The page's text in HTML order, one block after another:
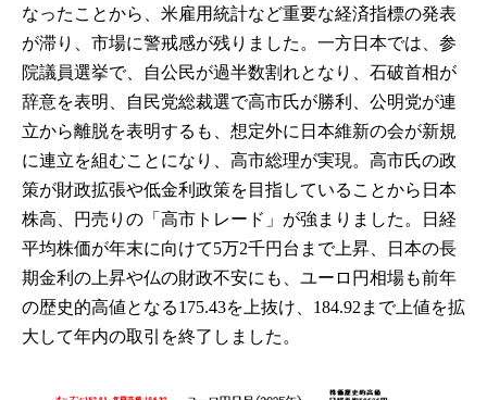
なったことから、米雇用統計など重要な経済指標の発表
が滞り、市場に警戒感が残りました。一方日本では、参
院議員選挙で、自公民が過半数割れとなり、石破首相が
辞意を表明、自民党総裁選で高市氏が勝利、公明党が連
立から離脱を表明するも、想定外に日本維新の会が新規
に連立を組むことになり、高市総理が実現。高市氏の政
策が財政拡張や低金利政策を目指していることから日本
株高、円売りの「高市トレード」が強まりました。日経
平均株価が年末に向けて5万2千円台まで上昇、日本の長
期金利の上昇や仏の財政不安にも、ユーロ円相場も前年
の歴史的高値となる175.43を上抜け、184.92まで上値を拡
大して年内の取引を終了しました。